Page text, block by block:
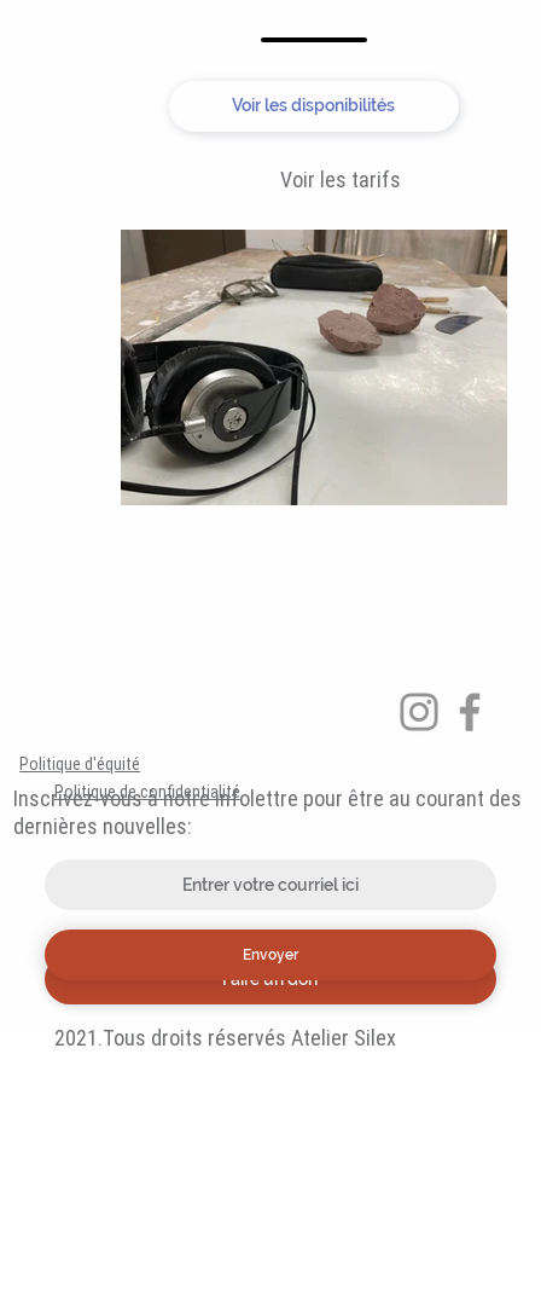
Voir les disponibilités
Voir les tarifs
Faire un don
2021.Tous droits réservés Atelier Silex
Envoyer
Inscrivez-vous à notre infolettre pour être au courant des
dernières nouvelles:
Politique de confidentialité
Politique d'équité